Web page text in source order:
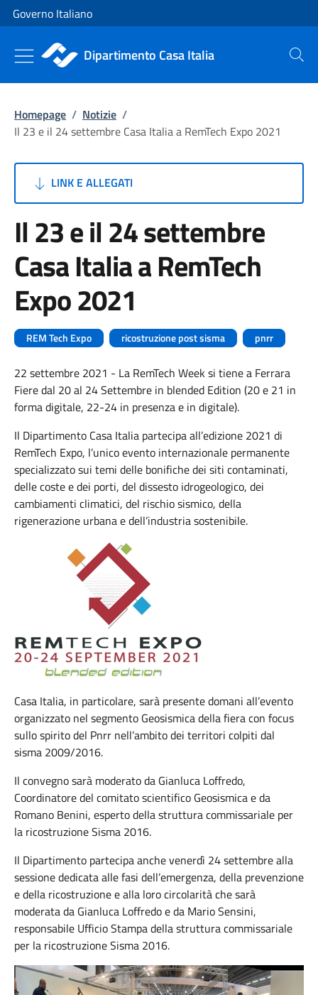
Vai al contenuto
Vai alla navigazione del sito
Governo Italiano
Dipartimento Casa Italia Cerca
Homepage / Notizie /
Il 23 e il 24 settembre Casa Italia a RemTech Expo 2021
LINK E ALLEGATI
Il 23 e il 24 settembre
Casa Italia a RemTech
Expo 2021
REM Tech Expo ricostruzione post sisma pnrr
22 settembre 2021 - La RemTech Week si tiene a Ferrara
Fiere dal 20 al 24 Settembre in blended Edition (20 e 21 in
forma digitale, 22-24 in presenza e in digitale).
Il Dipartimento Casa Italia partecipa all’edizione 2021 di
RemTech Expo, l’unico evento internazionale permanente
specializzato sui temi delle bonifiche dei siti contaminati,
delle coste e dei porti, del dissesto idrogeologico, dei
cambiamenti climatici, del rischio sismico, della
rigenerazione urbana e dell’industria sostenibile.
Casa Italia, in particolare, sarà presente domani all’evento
organizzato nel segmento Geosismica della fiera con focus
sullo spirito del Pnrr nell’ambito dei territori colpiti dal
sisma 2009/2016.
Il convegno sarà moderato da Gianluca Loffredo,
Coordinatore del comitato scientifico Geosismica e da
Romano Benini, esperto della struttura commissariale per
la ricostruzione Sisma 2016.
Il Dipartimento partecipa anche venerdì 24 settembre alla
sessione dedicata alle fasi dell’emergenza, della prevenzione
e della ricostruzione e alla loro circolarità che sarà
moderata da Gianluca Loffredo e da Mario Sensini,
responsabile Ufficio Stampa della struttura commissariale
per la ricostruzione Sisma 2016.